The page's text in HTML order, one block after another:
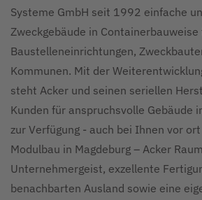
Systeme GmbH seit 1992 einfache
Zweckgebäude in Containerbauweise
Baustelleneinrichtungen,
Kommunen. Mit der
steht Acker und seinen seriellen
Kunden für anspruchsvolle Gebäude
zur Verfügung - auch bei Ihnen vor
Modulbau in Magdeburg – Acker
Unternehmergeist, exzellente
benachbarten Ausland sowie eine